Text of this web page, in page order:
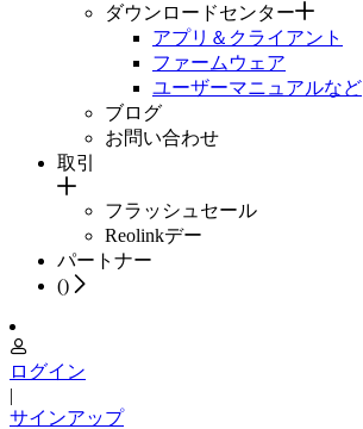
ダウンロードセンター
アプリ＆クライアント
ファームウェア
ユーザーマニュアルなど
ブログ
お問い合わせ
取引
フラッシュセール
Reolinkデー
パートナー
()
ログイン
|
サインアップ